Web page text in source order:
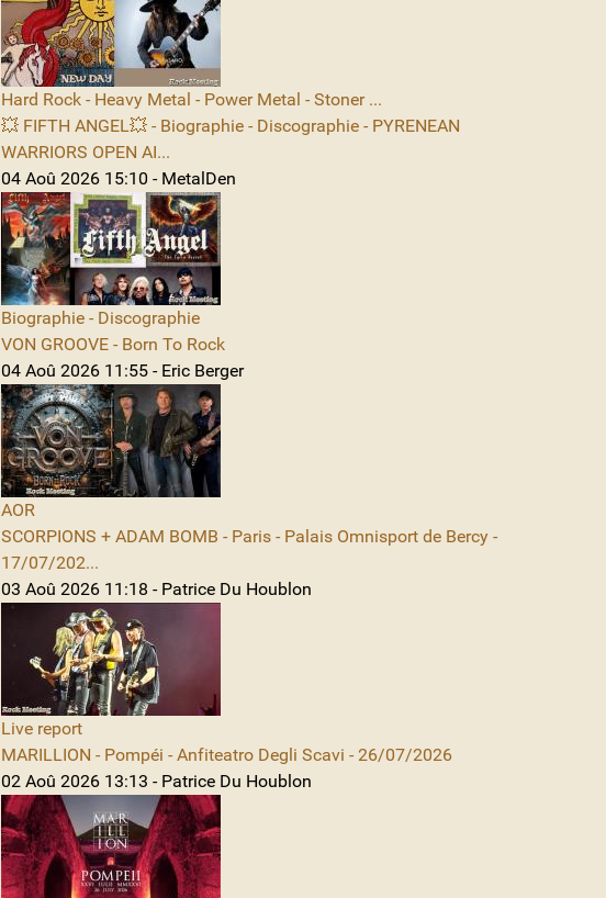
Hard Rock - Heavy Metal - Power Metal - Stoner ...
💥 FIFTH ANGEL💥 - Biographie - Discographie - PYRENEAN
WARRIORS OPEN AI...
04 Aoû 2026 15:10 - MetalDen
Biographie - Discographie
VON GROOVE - Born To Rock
04 Aoû 2026 11:55 - Eric Berger
AOR
SCORPIONS + ADAM BOMB - Paris - Palais Omnisport de Bercy -
17/07/202...
03 Aoû 2026 11:18 - Patrice Du Houblon
Live report
MARILLION - Pompéi - Anfiteatro Degli Scavi - 26/07/2026
02 Aoû 2026 13:13 - Patrice Du Houblon